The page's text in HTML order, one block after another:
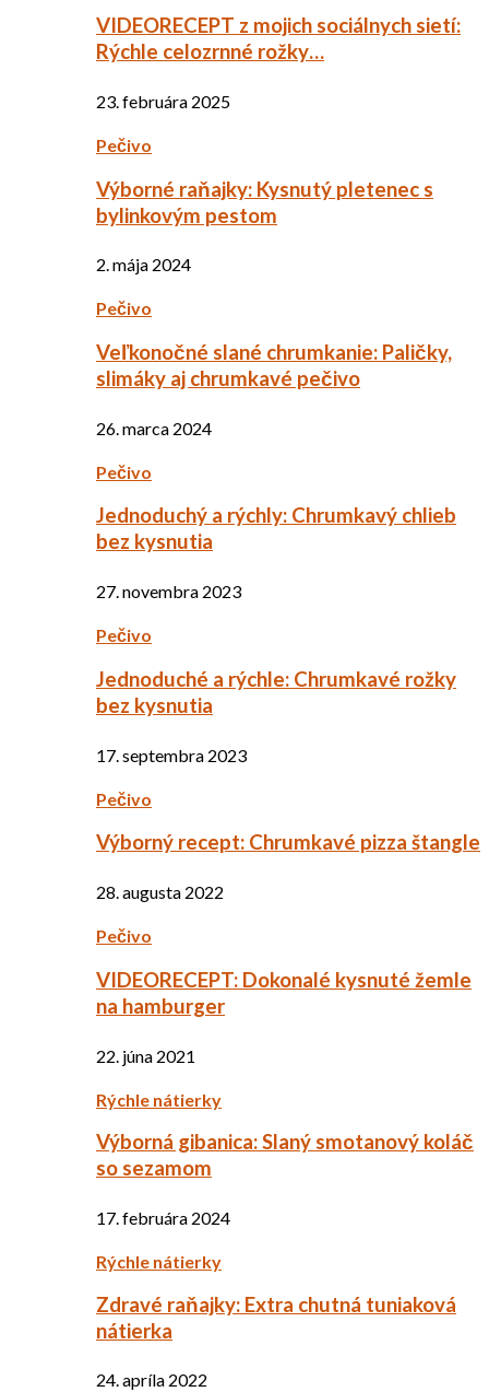
VIDEORECEPT z mojich sociálnych sietí:
Rýchle celozrnné rožky…
23. februára 2025
Pečivo
Výborné raňajky: Kysnutý pletenec s
bylinkovým pestom
2. mája 2024
Pečivo
Veľkonočné slané chrumkanie: Paličky,
slimáky aj chrumkavé pečivo
26. marca 2024
Pečivo
Jednoduchý a rýchly: Chrumkavý chlieb
bez kysnutia
27. novembra 2023
Pečivo
Jednoduché a rýchle: Chrumkavé rožky
bez kysnutia
17. septembra 2023
Pečivo
Výborný recept: Chrumkavé pizza štangle
28. augusta 2022
Pečivo
VIDEORECEPT: Dokonalé kysnuté žemle
na hamburger
22. júna 2021
Rýchle nátierky
Výborná gibanica: Slaný smotanový koláč
so sezamom
17. februára 2024
Rýchle nátierky
Zdravé raňajky: Extra chutná tuniaková
nátierka
24. apríla 2022